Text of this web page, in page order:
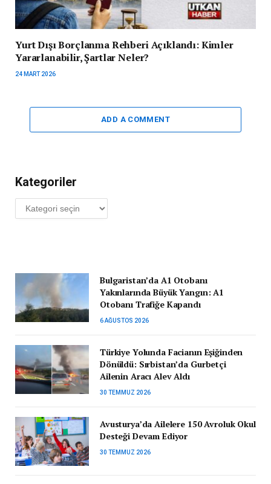
Yurt Dışı Borçlanma Rehberi Açıklandı: Kimler
Yararlanabilir, Şartlar Neler?
24 MART 2026
ADD A COMMENT
Kategoriler
Kategoriler
Bulgaristan’da A1 Otobanı
Yakınlarında Büyük Yangın: A1
Otobanı Trafiğe Kapandı
6 AĞUSTOS 2026
Türkiye Yolunda Facianın Eşiğinden
Dönüldü: Sırbistan’da Gurbetçi
Ailenin Aracı Alev Aldı
30 TEMMUZ 2026
Avusturya’da Ailelere 150 Avroluk Okul
Desteği Devam Ediyor
30 TEMMUZ 2026